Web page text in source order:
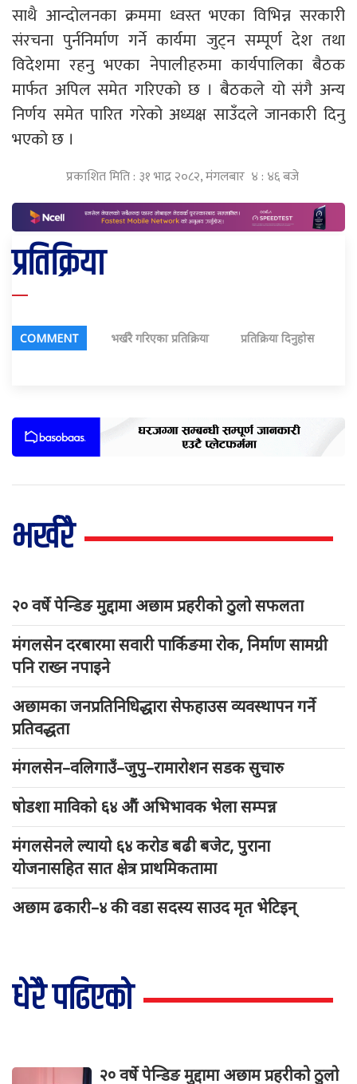
साथै आन्दोलनका क्रममा ध्वस्त भएका विभिन्न सरकारी
संरचना पुर्ननिर्माण गर्ने कार्यमा जुट्न सम्पूर्ण देश तथा
विदेशमा रहनु भएका नेपालीहरुमा कार्यपालिका बैठक
मार्फत अपिल समेत गरिएको छ । बैठकले यो संगै अन्य
निर्णय समेत पारित गरेको अध्यक्ष साउँदले जानकारी दिनु
भएको छ ।
प्रकाशित मिति : ३१ भाद्र २०८२, मंगलबार ४ : ४६ बजे
प्रतिक्रिया
COMMENT भर्खरै गरिएका प्रतिक्रिया प्रतिक्रिया दिनुहोस
भर्खरै
२० वर्षे पेन्डिङ मुद्दामा अछाम प्रहरीको ठुलो सफलता
मंगलसेन दरबारमा सवारी पार्किङमा रोक, निर्माण सामग्री
पनि राख्न नपाइने
अछामका जनप्रतिनिधिद्धारा सेफहाउस व्यवस्थापन गर्ने
प्रतिवद्धता
मंगलसेन–वलिगाउँ–जुपु–रामारोशन सडक सुचारु
षोडशा माविको ६४ औं अभिभावक भेला सम्पन्न
मंगलसेनले ल्यायो ६४ करोड बढी बजेट, पुराना
योजनासहित सात क्षेत्र प्राथमिकतामा
अछाम ढकारी–४ की वडा सदस्य साउद मृत भेटिइन्
धेरै पढिएको
२० वर्षे पेन्डिङ मुद्दामा अछाम प्रहरीको ठुलो